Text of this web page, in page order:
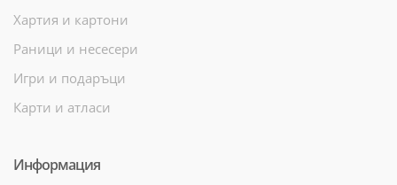
Хартия и картони
Раници и несесери
Игри и подаръци
Карти и атласи
Информация